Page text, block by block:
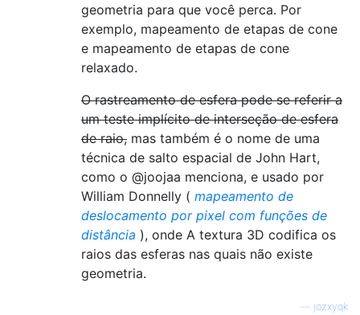
geometria para que você perca. Por
exemplo, mapeamento de etapas de cone
e mapeamento de etapas de cone
relaxado.
O rastreamento de esfera pode se referir a
um teste implícito de interseção de esfera
de raio, mas também é o nome de uma
técnica de salto espacial de John Hart,
como o @joojaa menciona, e usado por
William Donnelly ( mapeamento de
deslocamento por pixel com funções de
distância ), onde A textura 3D codifica os
raios das esferas nas quais não existe
geometria.
jozxyqk